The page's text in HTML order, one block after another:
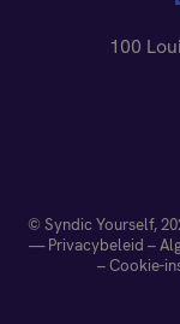
100
© Syndic Yourself,
—Privacybeleid –
–Cookie-